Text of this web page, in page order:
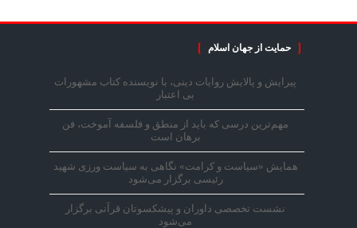
حمایت از جهان اسلام
پیرایش و پالایش روایات دینی، با نویسنده کتاب مشهورات
بی اعتبار
مهم‌ترین درسی که باید از منطق و فلسفه آموخت، فن
برهان است
همایش «سیاست و کرامت» نگاهی به سیاست ورزی شهید
رئیسی برگزار می‌شود
نشست تخصصی داوران و پیشکسوتان قرآنی برگزار
می‌شود